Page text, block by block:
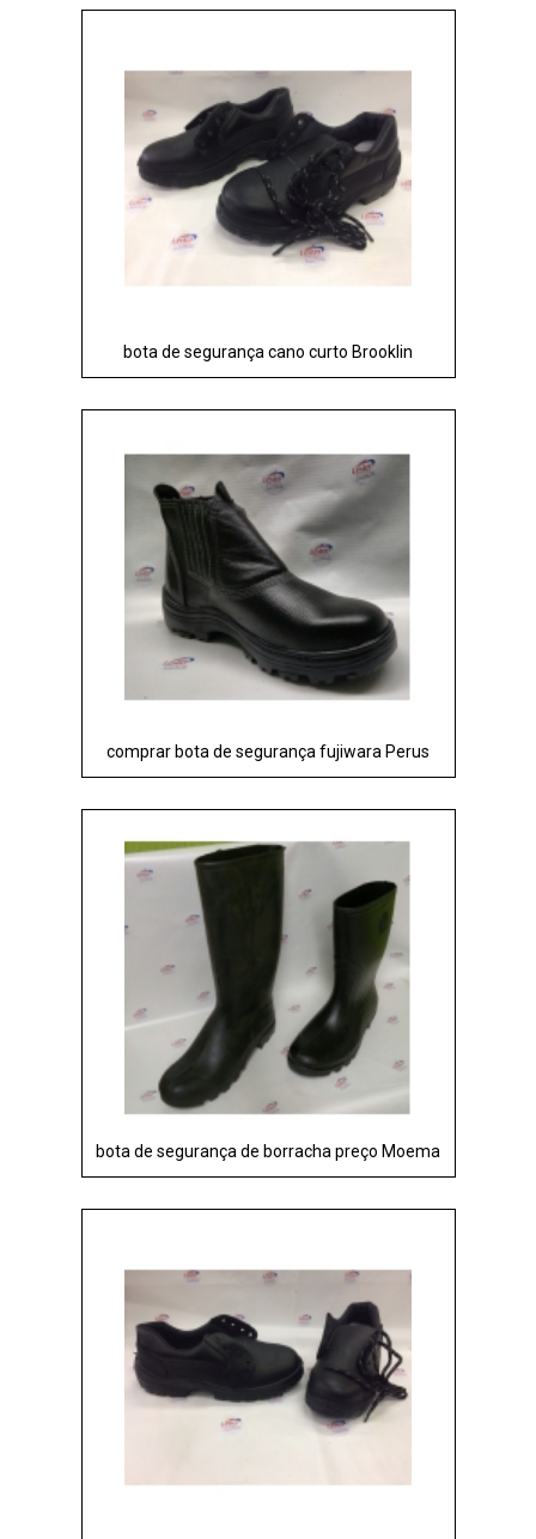
bota de segurança cano curto Brooklin
comprar bota de segurança fujiwara Perus
bota de segurança de borracha preço Moema